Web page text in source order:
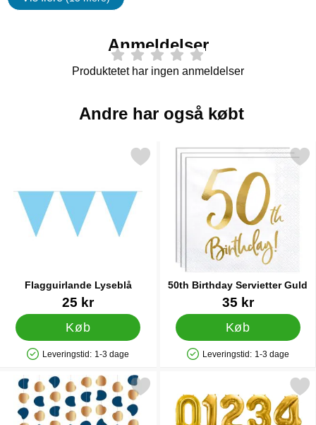
Egenskaper
Anmeldelser
Produktetet har ingen anmeldelser
Andre har også købt
Flagguirlande Lyseblå
25 kr
Køb
Produkttilgængelighed: På lager
Leveringstid: 1-3 dage
Markér flagguirlande Lyseblå som favorit
50th Birthday Servietter Guld
Varenr 3311335 kr
Køb
Produkttilgængelighed: På lager
Leveringstid: 1-3 dage
Markér 50th Birthday
Markér guirlande Hjerter Mørkeblå & Guld som favorit
Markér talballon